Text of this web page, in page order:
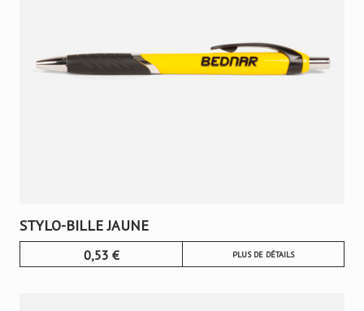
STYLO-BILLE JAUNE
0,53 € PLUS DE DÉTAILS